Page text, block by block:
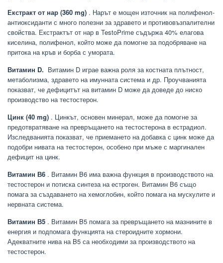
Екстракт от нар (360 mg) . Нарът е мощен източник на полифенол-
антиоксиданти с много полезни за здравето и противовъзпалителни
свойства. Екстрактът от нар в TestoPrime съдържа 40% елагова
киселина, полифенол, който може да помогне за подобряване на
притока на кръв и борба с умората.
Витамин D. Витамин D играе важна роля за костната плътност,
метаболизма, здравето на имунната система и др. Проучванията
показват, че дефицитът на витамин D може да доведе до ниско
производство на тестостерон.
Цинк (40 mg) . Цинкът, основен минерал, може да помогне за
предотвратяване на превръщането на тестостерона в естрадиол.
Изследванията показват, че приемането на добавка с цинк може да
подобри нивата на тестостерон, особено при мъже с маргинален
дефицит на цинк.
Витамин В6 . Витамин B6 има важна функция в производството на
тестостерон и потиска синтеза на естроген. Витамин B6 също
помага за създаването на хемоглобин, който помага на мускулите и
нервната система.
Витамин В5 . Витамин B5 помага за превръщането на мазнините в
енергия и подпомага функцията на стероидните хормони.
Адекватните нива на B5 са необходими за производството на
тестостерон.